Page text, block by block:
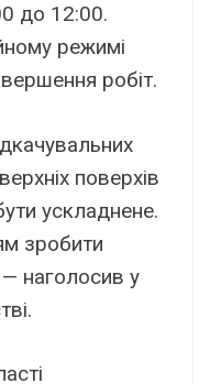
до 12:00.
режимі
робіт.
поверхів
ускладнене.
зробити
наголосив у